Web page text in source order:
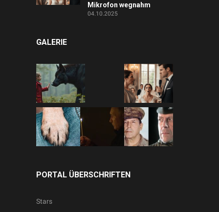
Mikrofon wegnahm
04.10.2025
GALERIE
PORTAL ÜBERSCHRIFTEN
Stars